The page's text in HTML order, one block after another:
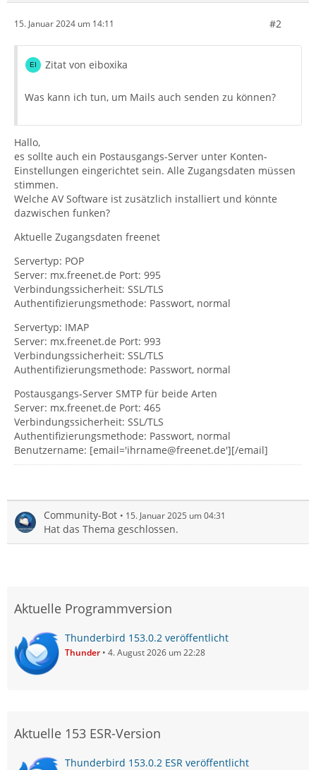
15. Januar 2024 um 14:11 #2
Zitat von eiboxika
Was kann ich tun, um Mails auch senden zu können?
Hallo,
es sollte auch ein Postausgangs-Server unter Konten-
Einstellungen eingerichtet sein. Alle Zugangsdaten müssen
stimmen.
Welche AV Software ist zusätzlich installiert und könnte
dazwischen funken?
Aktuelle Zugangsdaten freenet
Servertyp: POP
Server: mx.freenet.de Port: 995
Verbindungssicherheit: SSL/TLS
Authentifizierungsmethode: Passwort, normal
Servertyp: IMAP
Server: mx.freenet.de Port: 993
Verbindungssicherheit: SSL/TLS
Authentifizierungsmethode: Passwort, normal
Postausgangs-Server SMTP für beide Arten
Server: mx.freenet.de Port: 465
Verbindungssicherheit: SSL/TLS
Authentifizierungsmethode: Passwort, normal
Benutzername: [email='ihrname@freenet.de'][/email]
Community-Bot 15. Januar 2025 um 04:31
Hat das Thema geschlossen.
Aktuelle Programmversion
Thunderbird 153.0.2 veröffentlicht
Thunder 4. August 2026 um 22:28
Aktuelle 153 ESR-Version
Thunderbird 153.0.2 ESR veröffentlicht